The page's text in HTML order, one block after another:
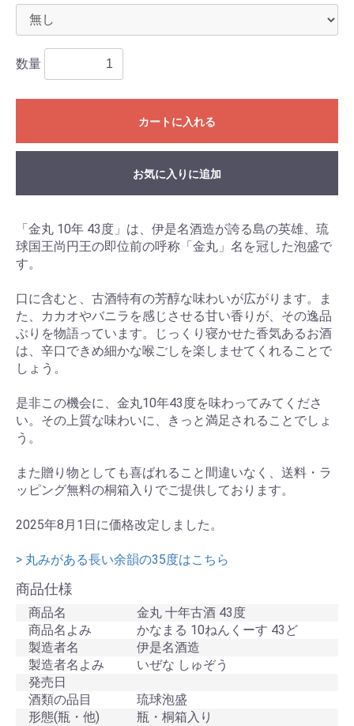
数量
カートに入れる
お気に入りに追加
「金丸 10年 43度」は、伊是名酒造が誇る島の英雄、琉
球国王尚円王の即位前の呼称「金丸」名を冠した泡盛で
す。
口に含むと、古酒特有の芳醇な味わいが広がります。ま
た、カカオやバニラを感じさせる甘い香りが、その逸品
ぶりを物語っています。じっくり寝かせた香気あるお酒
は、辛口できめ細かな喉ごしを楽しませてくれることで
しょう。
是非この機会に、金丸10年43度を味わってみてくださ
い。その上質な味わいに、きっと満足されることでしょ
う。
また贈り物としても喜ばれること間違いなく、送料・ラ
ッピング無料の桐箱入りでご提供しております。
2025年8月1日に価格改定しました。
> 丸みがある長い余韻の35度はこちら
商品仕様
商品名
金丸 十年古酒 43度
商品名よみ
かなまる 10ねんくーす 43ど
製造者名
伊是名酒造
製造者名よみ
いぜな しゅぞう
発売日
酒類の品目
琉球泡盛
形態(瓶・他)
瓶・桐箱入り